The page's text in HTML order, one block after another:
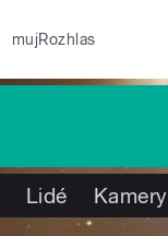
mujRozhlas
Lidé Kamery